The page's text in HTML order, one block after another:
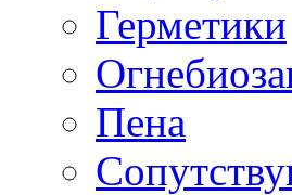
Герметики
Пена